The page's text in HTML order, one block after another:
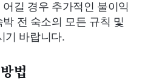
길 경우 추가적인 불이익
전 숙소의 모든 규칙 및
기 바랍니다.
법